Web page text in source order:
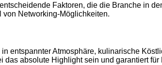
Faktoren, die die Branche in
von Networking-Möglichkeiten.
entspannter Atmosphäre, kulinarische
das absolute Highlight sein und garantiert für